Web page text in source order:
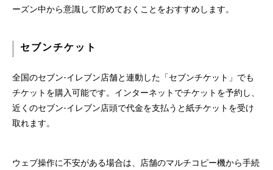
ーズン中から意識して貯めておくことをおすすめします。
セブンチケット
全国のセブン-イレブン店舗と連動した「セブンチケット」でも
チケットを購入可能です。インターネットでチケットを予約し、
近くのセブン-イレブン店頭で代金を支払うと紙チケットを受け
取れます。
ウェブ操作に不安がある場合は、店舗のマルチコピー機から手続